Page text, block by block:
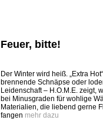
Feuer, bitte!
Der Winter wird heiß. „Extra
brennende Schnäpse oder
Leidenschaft – H.O.M.E. zeigt,
bei Minusgraden für wohlige
Materialien, die liebend gerne
fangen mehr dazu